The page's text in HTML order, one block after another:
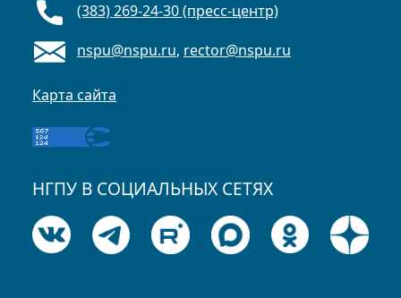
(383) 269-24-30 (пресс-центр)
nspu@nspu.ru, rector@nspu.ru
Карта сайта
НГПУ В СОЦИАЛЬНЫХ СЕТЯХ